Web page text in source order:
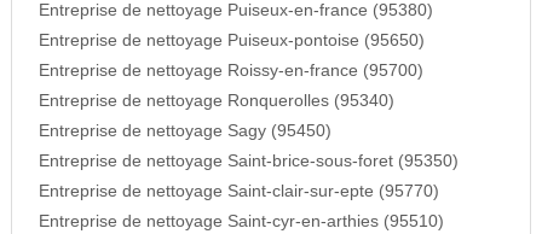
Entreprise de nettoyage Puiseux-en-france (95380)
Entreprise de nettoyage Puiseux-pontoise (95650)
Entreprise de nettoyage Roissy-en-france (95700)
Entreprise de nettoyage Ronquerolles (95340)
Entreprise de nettoyage Sagy (95450)
Entreprise de nettoyage Saint-brice-sous-foret (95350)
Entreprise de nettoyage Saint-clair-sur-epte (95770)
Entreprise de nettoyage Saint-cyr-en-arthies (95510)